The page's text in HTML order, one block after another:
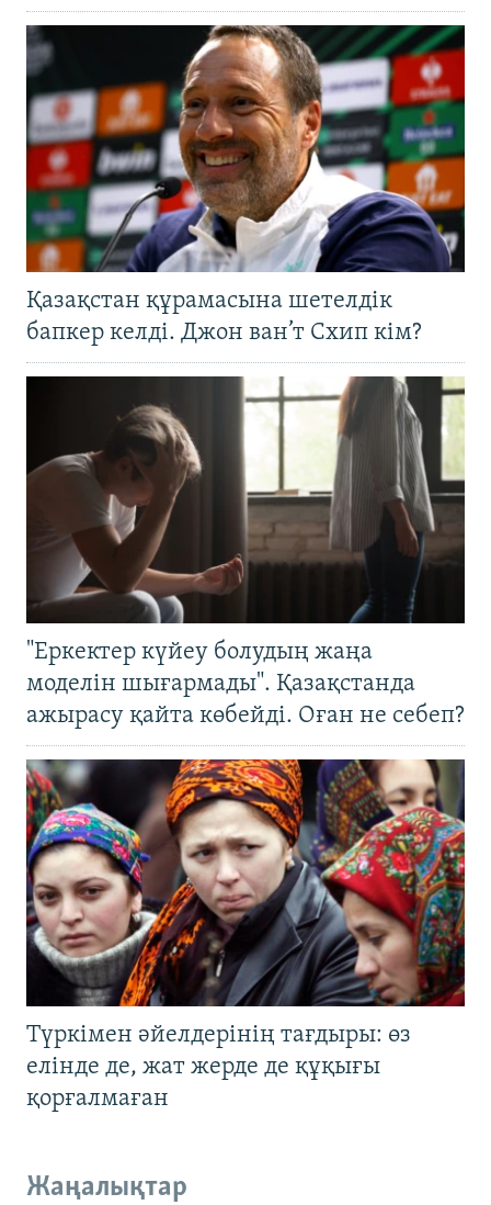
Қазақстан құрамасына шетелдік
бапкер келді. Джон ван’т Схип кім?
"Еркектер күйеу болудың жаңа
моделін шығармады". Қазақстанда
ажырасу қайта көбейді. Оған не себеп?
Түркімен әйелдерінің тағдыры: өз
елінде де, жат жерде де құқығы
қорғалмаған
Жаңалықтар